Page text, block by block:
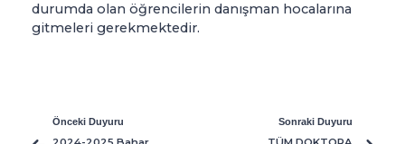
durumda olan öğrencilerin danışman hocalarına
gitmeleri gerekmektedir.
Önceki Duyuru Sonraki Duyuru